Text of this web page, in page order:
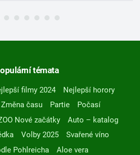
témata
filmy 2024
Nejlepší horory
Změna času Partie
Počasí
Nové začátky
Auto – katalog
Volby 2025
Svařené víno
Pohlreicha
Aloe vera